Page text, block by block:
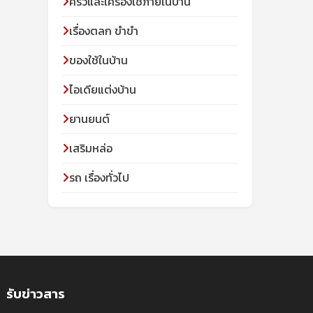
เรื่องตลก ขำขำ
ของใช้ในบ้าน
ไอเดียแต่งบ้าน
ยานยนต์
เสริมหล่อ
รถ เรื่องทั่วไป
รับข่าวสาร